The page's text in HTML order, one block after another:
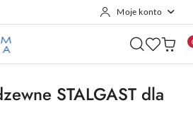
Moje konto
STALGAST dla